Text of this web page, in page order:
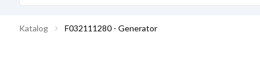
Katalog F032111280 - Generator